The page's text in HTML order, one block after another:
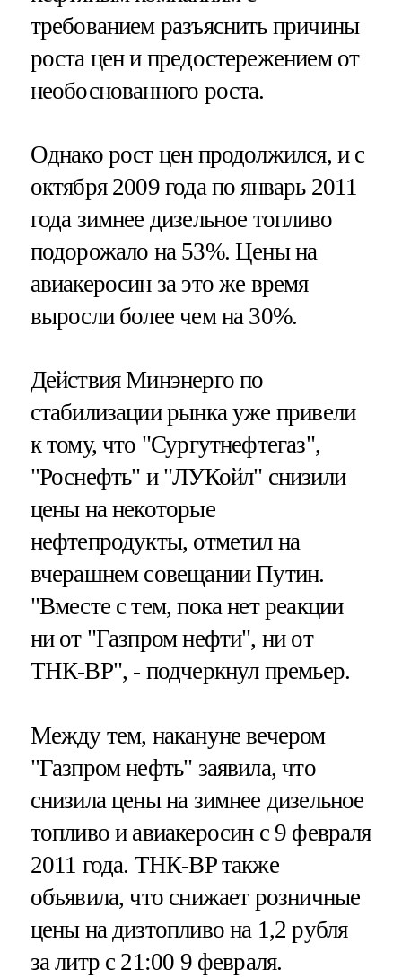
требованием разъяснить причины
роста цен и предостережением от
необоснованного роста.
Однако рост цен продолжился, и с
октября 2009 года по январь 2011
года зимнее дизельное топливо
подорожало на 53%. Цены на
авиакеросин за это же время
выросли более чем на 30%.
Действия Минэнерго по
стабилизации рынка уже привели
к тому, что "Сургутнефтегаз",
"Роснефть" и "ЛУКойл" снизили
цены на некоторые
нефтепродукты, отметил на
вчерашнем совещании Путин.
"Вместе с тем, пока нет реакции
ни от "Газпром нефти", ни от
ТНК-ВР", - подчеркнул премьер.
Между тем, накануне вечером
"Газпром нефть" заявила, что
снизила цены на зимнее дизельное
топливо и авиакеросин с 9 февраля
2011 года. ТНК-BP также
объявила, что снижает розничные
цены на дизтопливо на 1,2 рубля
за литр с 21:00 9 февраля.